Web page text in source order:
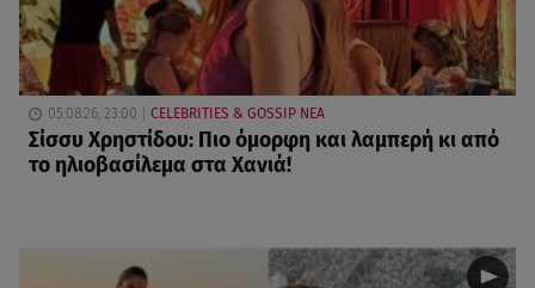
05.08.26, 23:00 CELEBRITIES & GOSSIP ΝΕΑ
Σίσσυ Χρηστίδου: Πιο όμορφη και λαμπερή κι από
το ηλιοβασίλεμα στα Χανιά!